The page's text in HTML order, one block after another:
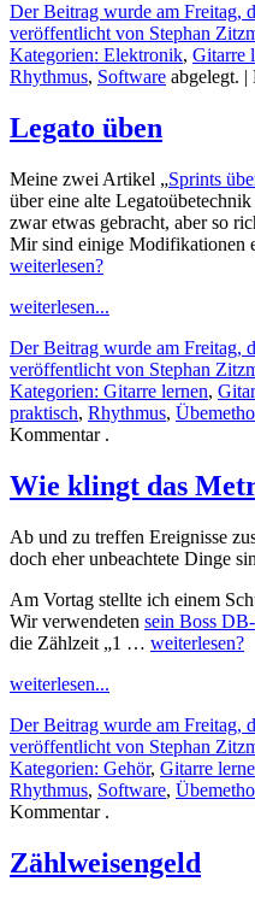
Der Beitrag wurde am Freitag,
veröffentlicht von Stephan
Kategorien: Elektronik, Gitarre
Rhythmus, Software abgelegt. |
Legato üben
Meine zwei Artikel „Sprints
über eine alte
zwar etwas gebracht, aber so
Mir sind einige Modifikationen
weiterlesen?
weiterlesen...
Der Beitrag wurde am Freitag,
veröffentlicht von Stephan
Kategorien: Gitarre lernen,
praktisch, Rhythmus,
Kommentar .
Wie klingt das
Ab und zu treffen Ereignisse
doch eher unbeachtete Dinge
Am Vortag stellte ich einem
Wir verwendeten sein Boss
die Zählzeit „1 … weiterlesen?
weiterlesen...
Der Beitrag wurde am Freitag,
veröffentlicht von Stephan
Kategorien: Gehör, Gitarre
Rhythmus, Software,
Kommentar .
Zählweisengeld